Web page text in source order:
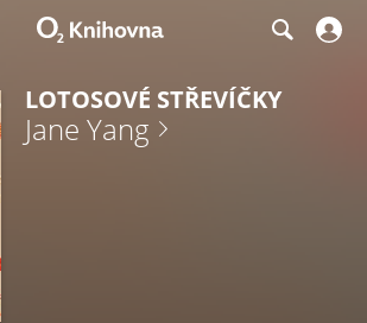
LOTOSOVÉ STŘEVÍČKY
Jane Yang